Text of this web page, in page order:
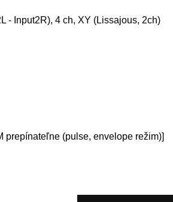
- Input2R), 4 ch, XY (Lissajous, 2ch)
prepínateľne (pulse, envelope režim)]